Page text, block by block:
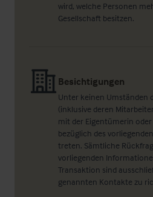
wird, welche Personen
Gesellschaft besitzen.
Besichtigungen
Unter keinen Umständen
(inklusive deren
mit der Eigentümerin
bezüglich des
treten. Sämtliche
vorliegenden
Transaktion sind
genannten Kontakte zu